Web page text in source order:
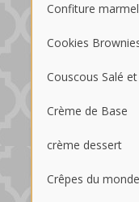
Confiture
Cookies
Couscous Salé
Crème de Base
crème dessert
Crêpes du monde